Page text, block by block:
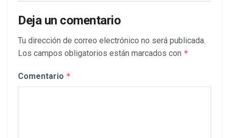
Deja un comentario
Tu dirección de correo electrónico no será publicada.
Los campos obligatorios están marcados con *
Comentario *